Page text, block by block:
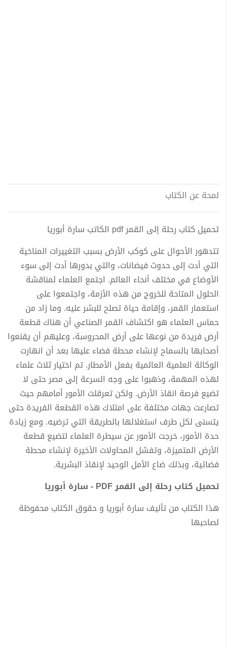
لمحة عن الكتاب
تحميل كتاب رحلة إلى القمر pdf الكاتب سارة أبوريا
تتدهور الأحوال على كوكب الأرض بسبب التغييرات المناخية
التي أدت إلى حدوث فيضانات، والتي بدورها أدت إلى سوء
الأوضاع في مختلف أنحاء العالم. اجتمع العلماء لمناقشة
الحلول المتاحة للخروج من هذه الأزمة، واجتمعوا على
استعمار القمر، وإقامة حياة تصلح للبشر عليه. وما زاد من
حماس العلماء هو اكتشاف القمر الصناعي أن هناك قطعة
أرض فريدة من نوعها على أرض المحروسة، وعليهم أن يقنعوا
أصحابها بالسماح لإنشاء محطة فضاء عليها بعد أن انهارت
الوكالة العلمية العالمية بفعل الأمطار. تم اختيار ثلاث علماء
لهذه المهمة، وذهبوا على وجه السرعة إلى مصر حتى لا
تضيع فرصة انقاذ الأرض. ولكن تعرقلت الأمور أمامهم حيث
تصارعت جهات مختلفة على امتلاك هذه القطعة الفريدة حتى
يتسنى لكل طرف استغلالها بالطريقة التي ترضيه. ومع زيادة
حدة الأمور، خرجت الأمور عن سيطرة العلماء لتضيع قطعة
الأرض المتميزة، وتفشل المحاولات الأخيرة لإنشاء محطة
فضائية، وبذلك ضاع الأمل الوحيد لإنقاذ البشرية.
تحميل كتاب رحلة إلى القمر PDF - سارة أبوريا
هذا الكتاب من تأليف سارة أبوريا و حقوق الكتاب محفوظة
لصاحبها